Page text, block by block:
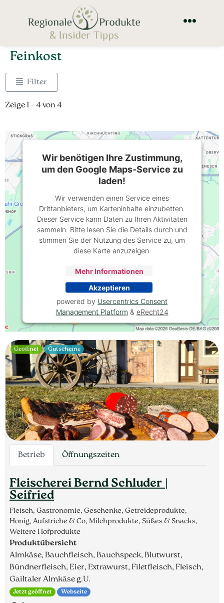
Feinkost
Filter
Zeige 1 – 4 von 4
Betrieb Öffnungszeiten
Fleischerei Bernd Schluder |
Seifried
Fleisch, Gastronomie, Geschenke, Getreideprodukte,
Honig, Aufstriche & Co, Milchprodukte, Süßes & Snacks,
Weitere Hofprodukte
Produktübersicht
Almkäse, Bauchfleisch, Bauchspeck, Blutwurst,
Bündnerfleisch, Eier, Extrawurst, Filetfleisch, Fleisch,
Gailtaler Almkäse g.U.
Jetzt geöffnet Webseite
Geöffnet Gutscheine
Wir benötigen Ihre Zustimmung,
um den Google Maps-Service zu
laden!
Wir verwenden einen Service eines
Drittanbieters, um Karteninhalte einzubetten.
Dieser Service kann Daten zu Ihren Aktivitäten
sammeln. Bitte lesen Sie die Details durch und
stimmen Sie der Nutzung des Service zu, um
diese Karte anzuzeigen.
Mehr Informationen
Akzeptieren
powered by Usercentrics Consent
Management Platform & eRecht24